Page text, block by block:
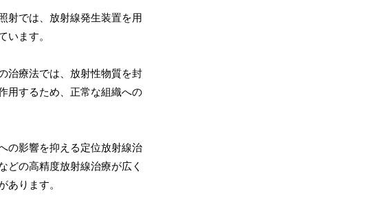
射では、放射線発生装置を用
います。
治療法では、放射性物質を封
用するため、正常な組織への
の影響を抑える定位放射線治
どの高精度放射線治療が広く
あります。